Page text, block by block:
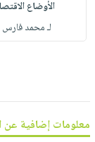
صابون
أطفال
فيديوهات
أسئلة
وفرات
التسوق
الأوضاع
لـ محمد فارس
معلومات إضافية عن